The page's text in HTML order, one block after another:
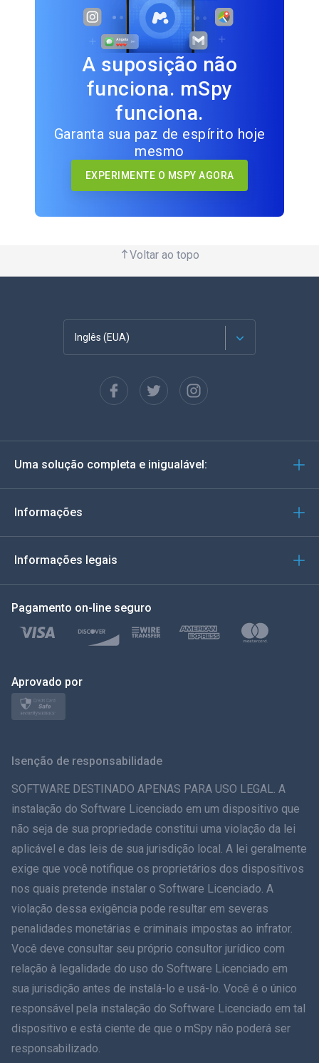
A suposição não
funciona. mSpy
funciona.
Garanta sua paz de espírito hoje
mesmo
EXPERIMENTE O MSPY AGORA
Voltar ao topo
Inglês (EUA)
Espanhol
Alemão
Italiano
Türkçe
Polonês
日本
ภาษาไทย
Dansk
हिंदी
עברית
Romãă
Ελληνικά
Uma solução completa e inigualável:
Informações
Informações legais
Pagamento on-line seguro
Aprovado por
Isenção de responsabilidade
SOFTWARE DESTINADO APENAS PARA USO LEGAL. A
instalação do Software Licenciado em um dispositivo que
não seja de sua propriedade constitui uma violação da lei
aplicável e das leis de sua jurisdição local. A lei geralmente
exige que você notifique os proprietários dos dispositivos
nos quais pretende instalar o Software Licenciado. A
violação dessa exigência pode resultar em severas
penalidades monetárias e criminais impostas ao infrator.
Você deve consultar seu próprio consultor jurídico com
relação à legalidade do uso do Software Licenciado em
sua jurisdição antes de instalá-lo e usá-lo. Você é o único
responsável pela instalação do Software Licenciado em tal
dispositivo e está ciente de que o mSpy não poderá ser
responsabilizado.